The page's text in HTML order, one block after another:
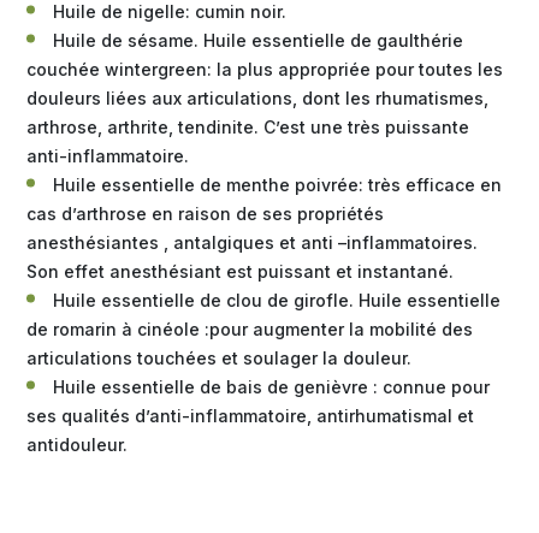
Huile de nigelle: cumin noir.
Huile de sésame. Huile essentielle de gaulthérie
couchée wintergreen: la plus appropriée pour toutes les
douleurs liées aux articulations, dont les rhumatismes,
arthrose, arthrite, tendinite. C’est une très puissante
anti-inflammatoire.
Huile essentielle de menthe poivrée: très efficace en
cas d’arthrose en raison de ses propriétés
anesthésiantes , antalgiques et anti –inflammatoires.
Son effet anesthésiant est puissant et instantané.
Huile essentielle de clou de girofle. Huile essentielle
de romarin à cinéole :pour augmenter la mobilité des
articulations touchées et soulager la douleur.
Huile essentielle de bais de genièvre : connue pour
ses qualités d’anti-inflammatoire, antirhumatismal et
antidouleur.